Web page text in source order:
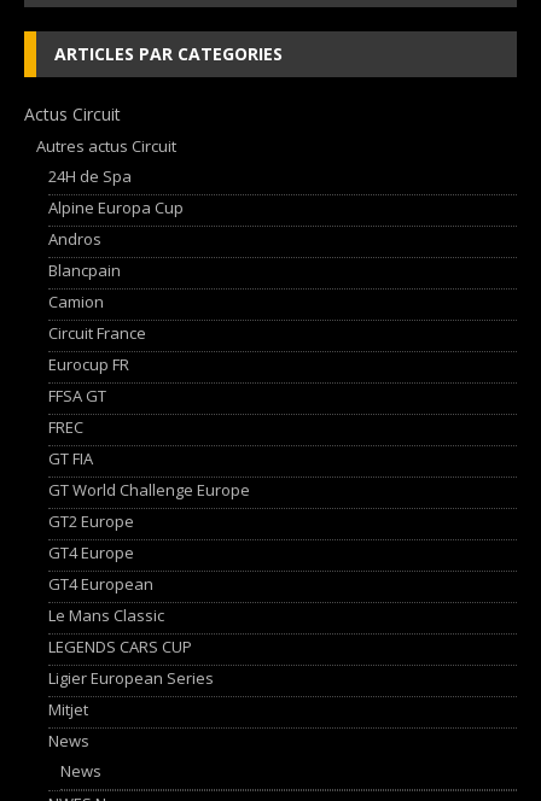
ARTICLES PAR CATEGORIES
Actus Circuit
Autres actus Circuit
24H de Spa
Alpine Europa Cup
Andros
Blancpain
Camion
Circuit France
Eurocup FR
FFSA GT
FREC
GT FIA
GT World Challenge Europe
GT2 Europe
GT4 Europe
GT4 European
Le Mans Classic
LEGENDS CARS CUP
Ligier European Series
Mitjet
News
News